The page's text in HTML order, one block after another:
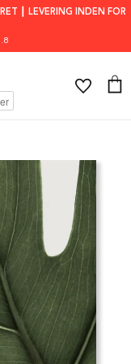
┃ LEVERING INDEN FOR